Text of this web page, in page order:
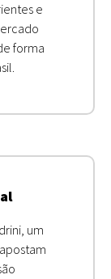
e
forma
um